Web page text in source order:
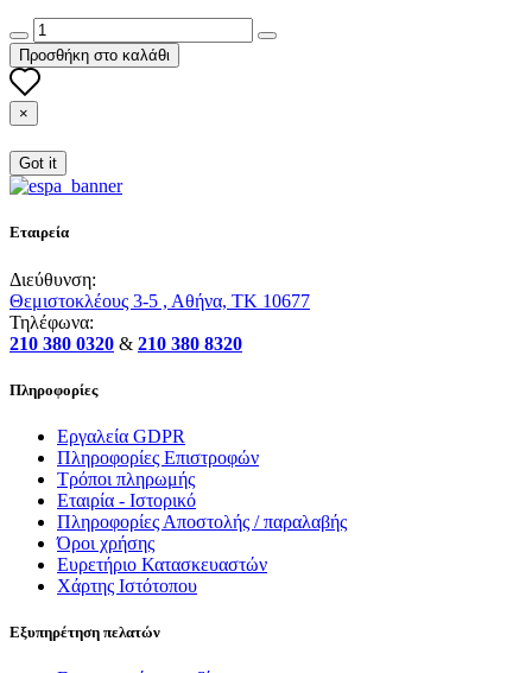
Προσθήκη στο καλάθι
×
Got it
Εταιρεία
Διεύθυνση:
Θεμιστοκλέους 3-5 , Αθήνα, ΤΚ 10677
Τηλέφωνα:
210 380 0320 & 210 380 8320
Πληροφορίες
Εργαλεία GDPR
Πληροφορίες Επιστροφών
Τρόποι πληρωμής
Εταιρία - Ιστορικό
Πληροφορίες Αποστολής / παραλαβής
Όροι χρήσης
Ευρετήριο Κατασκευαστών
Χάρτης Ιστότοπου
Εξυπηρέτηση πελατών